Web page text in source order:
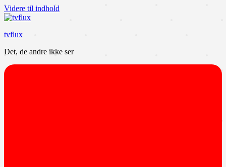
Videre til indhold
tvflux
Det, de andre ikke ser